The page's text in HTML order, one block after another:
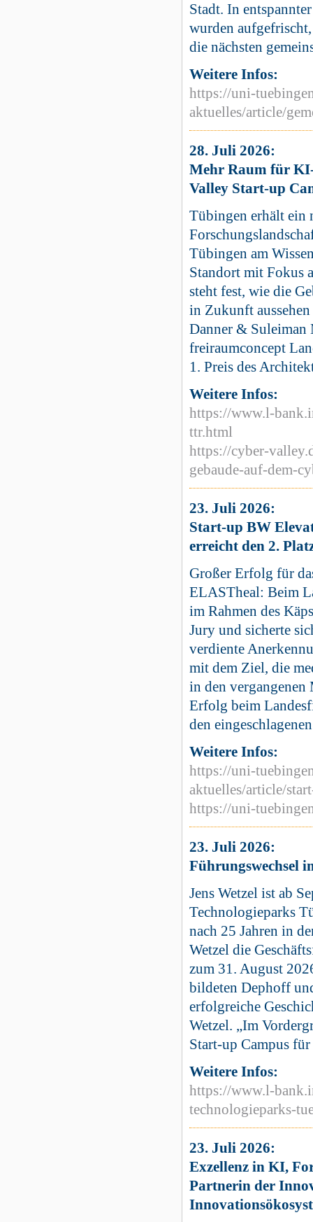
Stadt. In
wurden
die nächsten
Weitere Infos:
https://uni-
aktuelles/article/
28. Juli 2026:
Mehr Raum für
Valley Start-up
Tübingen erhält ein
Tübingen am
Standort mit Fokus
steht fest, wie die
in Zukunft
Danner &
freiraumconcept
1. Preis des
Weitere Infos:
https://www.l-
ttr.html
https://cyber-
gebaude-auf-dem-
23. Juli 2026:
Start-up BW
erreicht den 2.
Großer Erfolg für
ELASTheal: Beim
im Rahmen des
Jury und sicherte
verdiente
mit dem Ziel, die
in den
Erfolg beim
den
Weitere Infos:
https://uni-
aktuelles/article/
https://uni-
23. Juli 2026:
Führungswechsel
Jens Wetzel ist ab
Technologieparks
nach 25 Jahren in
Wetzel die
zum 31. August
bildeten Dephoff
erfolgreiche
Wetzel. „Im
Start-up Campus
Weitere Infos:
https://www.l-
technologieparks-
23. Juli 2026:
Exzellenz in KI,
Partnerin der